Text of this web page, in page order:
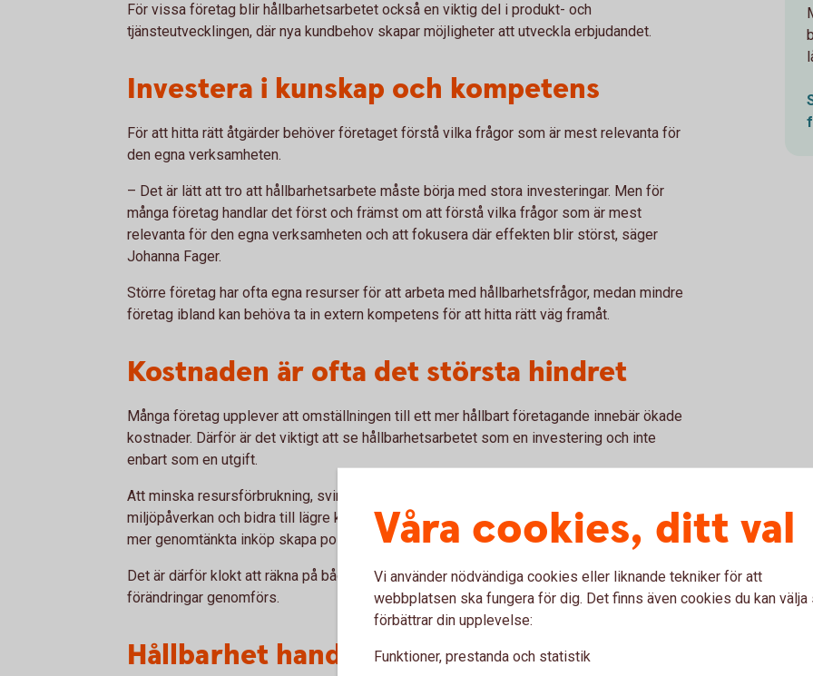
För vissa företag blir hållbarhetsarbetet också en viktig del i produkt- och
tjänsteutvecklingen, där nya kundbehov skapar möjligheter att utveckla erbjudandet.
Investera i kunskap och kompetens
För att hitta rätt åtgärder behöver företaget förstå vilka frågor som är mest relevanta för
den egna verksamheten.
– Det är lätt att tro att hållbarhetsarbete måste börja med stora investeringar. Men för
många företag handlar det först och främst om att förstå vilka frågor som är mest
relevanta för den egna verksamheten och att fokusera där effekten blir störst, säger
Johanna Fager.
Större företag har ofta egna resurser för att arbeta med hållbarhetsfrågor, medan mindre
företag ibland kan behöva ta in extern kompetens för att hitta rätt väg framåt.
Kostnaden är ofta det största hindret
Många företag upplever att omställningen till ett mer hållbart företagande innebär ökade
kostnader. Därför är det viktigt att se hållbarhetsarbetet som en investering och inte
enbart som en utgift.
Att minska resursförbrukning, svinn och onödiga transporter kan både minska företagets
miljöpåverkan och bidra till lägre kostnader. På samma sätt kan krav på leverantörer och
mer genomtänkta inköp skapa positiva effekter över tid.
Det är därför klokt att räkna på både kostnader och möjliga intäkter innan större
förändringar genomförs.
Hållbarhet handlar också om människor
Våra cookies, ditt val
Vi använder nödvändiga cookies eller liknande tekniker för att
webbplatsen ska fungera för dig. Det finns även cookies du kan välja
förbättrar din upplevelse:
Funktioner, prestanda och statistik